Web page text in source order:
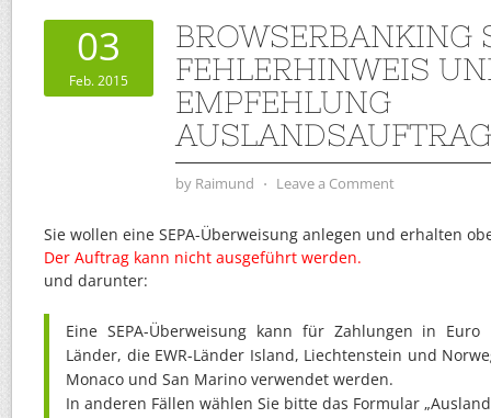
03
Feb. 2015
BROWSERBANKING
FEHLERHINWEIS
EMPFEHLUNG
AUSLANDSAUFTRAG
by Raimund ⋅ Leave a Comment
Sie wollen eine SEPA-Überweisung anlegen und erhalten
Der Auftrag kann nicht ausgeführt werden.
und darunter:
Eine SEPA-Überweisung kann für Zahlungen in
Länder, die EWR-Länder Island, Liechtenstein und
Monaco und San Marino verwendet werden.
In anderen Fällen wählen Sie bitte das Formular